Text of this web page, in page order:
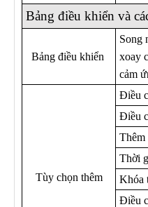
Bảng điều khiển và
Bảng điều khiển
Song
xoay
cảm
Tùy chọn thêm
Điều
Điều
Thêm
Thời
Khóa
Điều